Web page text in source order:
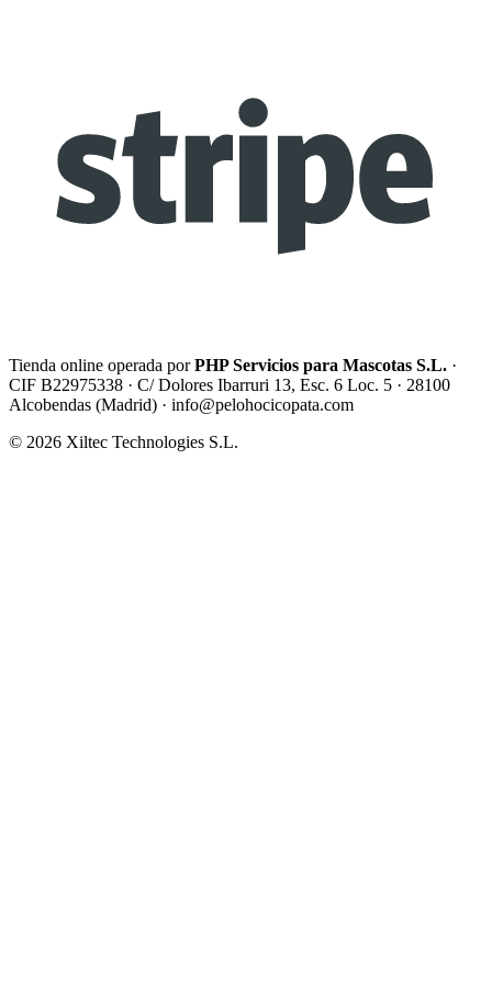
Tienda online operada porPHP Servicios para Mascotas S.L. ·
CIF B22975338 · C/ Dolores Ibarruri 13, Esc. 6 Loc. 5 · 28100
Alcobendas (Madrid) · info@pelohocicopata.com
© 2026 Xiltec Technologies S.L.